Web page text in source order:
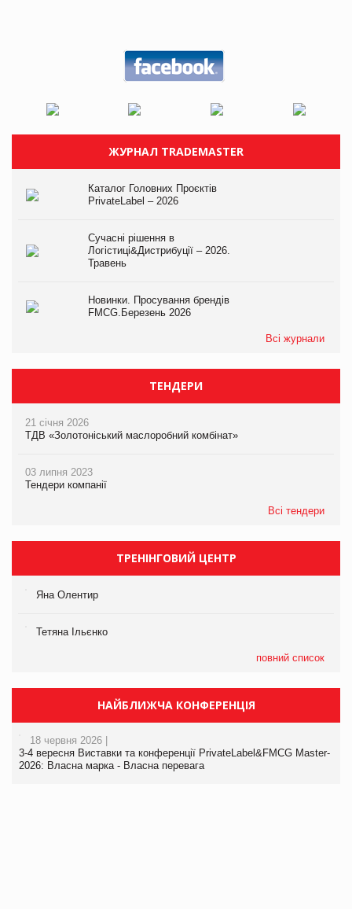
ЖУРНАЛ TRADEMASTER
Каталог Головних Проєктів
PrivateLabel – 2026
Сучасні рішення в
Логістиці&Дистрибуції – 2026.
Травень
Новинки. Просування брендів
FMCG.Березень 2026
Всі журнали
ТЕНДЕРИ
21 січня 2026
ТДВ «Золотоніський маслоробний комбінат»
03 липня 2023
Тендери компанії
Всі тендери
ТРЕНІНГОВИЙ ЦЕНТР
Яна Олентир
Тетяна Ільєнко
повний список
НАЙБЛИЖЧА КОНФЕРЕНЦІЯ
18 червня 2026 |
3-4 вересня Виставки та конференції PrivateLabel&FMCG Master-
2026: Власна марка - Власна перевага